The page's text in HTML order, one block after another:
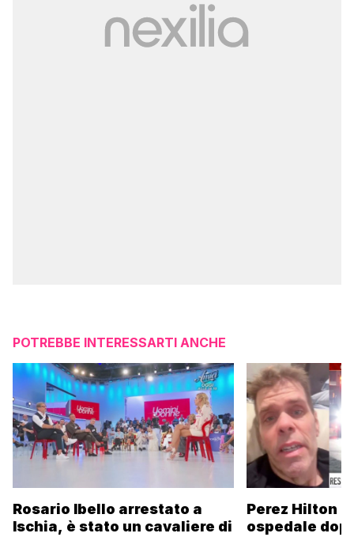
POTREBBE INTERESSARTI ANCHE
Rosario Ibello arrestato a
Ischia, è stato un cavaliere di
Perez Hilton
ospedale